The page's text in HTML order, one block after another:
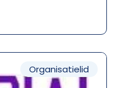
Organisatielid